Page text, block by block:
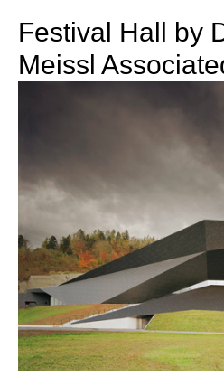
Festival Hall by
Meissl